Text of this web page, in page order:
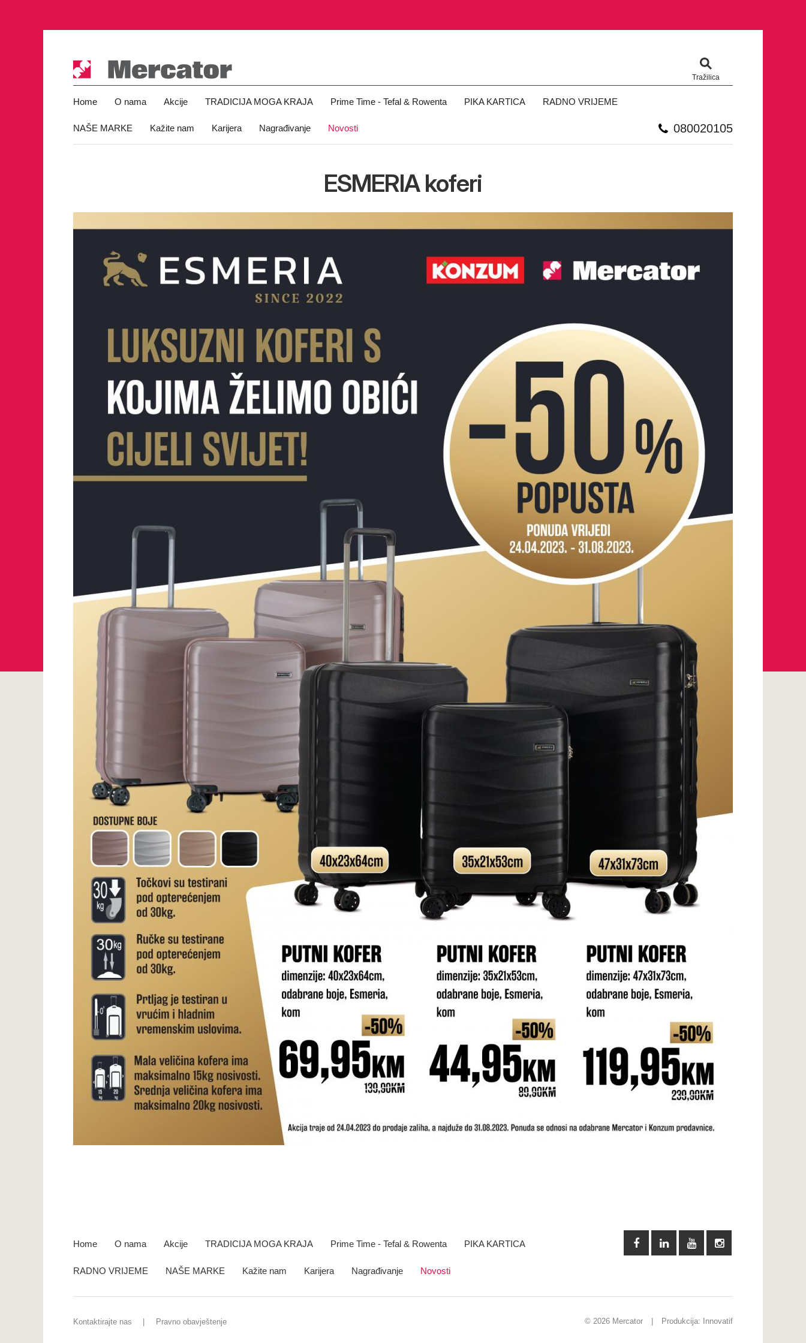
Tražilica
Home O nama Akcije TRADICIJA MOGA KRAJA Prime Time - Tefal & Rowenta PIKA KARTICA RADNO VRIJEME
NAŠE MARKE Kažite nam Karijera Nagrađivanje Novosti 080020105
ESMERIA koferi
Home O nama Akcije TRADICIJA MOGA KRAJA Prime Time - Tefal & Rowenta PIKA KARTICA
RADNO VRIJEME NAŠE MARKE Kažite nam Karijera Nagrađivanje Novosti
Kontaktirajte nas Pravno obavještenje © 2026 Mercator Produkcija: Innovatif